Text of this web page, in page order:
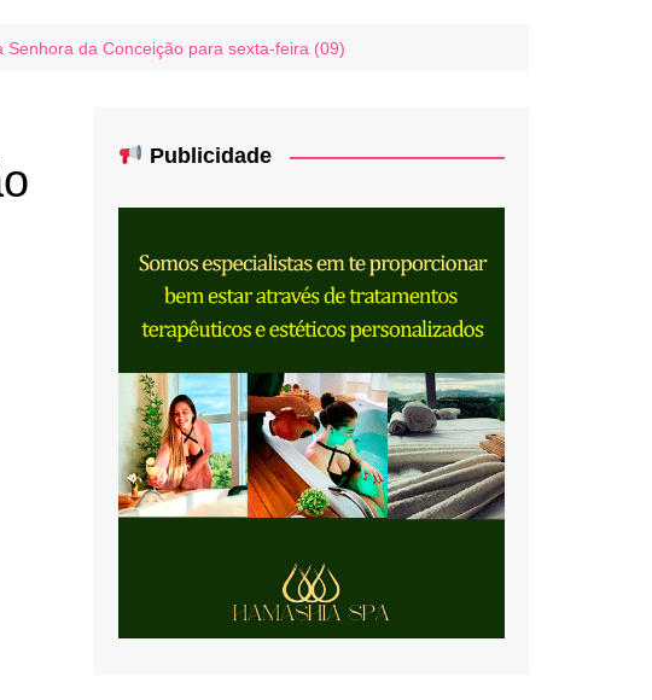
da Conceição para sexta-feira (09)
Publicidade